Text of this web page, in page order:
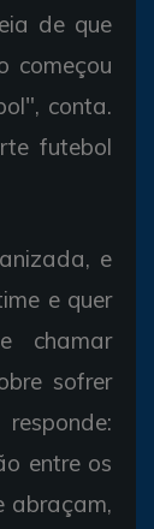
de que
começou
conta.
futebol
e
e quer
chamar
sofrer
entre os
abraçam,